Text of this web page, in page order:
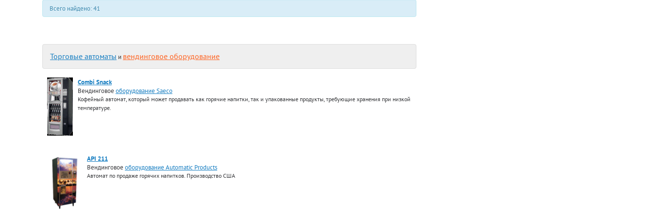
Всего найдено: 41
Торговые автоматы и вендинговое оборудование
Combi Snack
Вендинговое оборудование Saeco
Кофейный автомат, который может продавать как горячие напитки, так и упакованные продукты, требующие хранения при низкой
температуре.
API 211
Вендинговое оборудование Automatiс Products
Автомат по продаже горячих напитков. Производство США